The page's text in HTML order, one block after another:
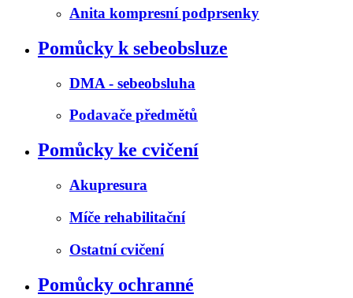
Anita kompresní podprsenky
Pomůcky k sebeobsluze
DMA - sebeobsluha
Podavače předmětů
Pomůcky ke cvičení
Akupresura
Míče rehabilitační
Ostatní cvičení
Pomůcky ochranné